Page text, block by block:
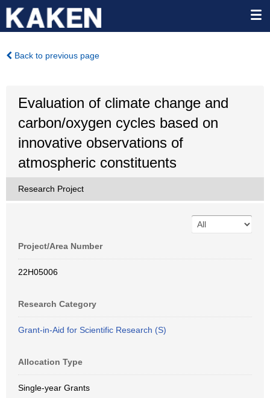
Back to previous page
Evaluation of climate change and
carbon/oxygen cycles based on
innovative observations of
atmospheric constituents
Research Project
Project/Area Number
22H05006
Research Category
Grant-in-Aid for Scientific Research (S)
Allocation Type
Single-year Grants